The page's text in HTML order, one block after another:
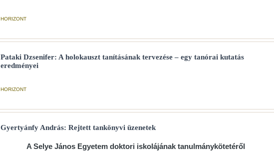
HORIZONT
Pataki Dzsenifer: A holokauszt tanításának tervezése – egy tanórai kutatás
eredményei
HORIZONT
Gyertyánfy András: Rejtett tankönyvi üzenetek
A Selye János Egyetem doktori iskolájának tanulmánykötetéről